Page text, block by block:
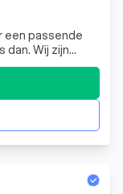
een passende
Wij zijn
geen